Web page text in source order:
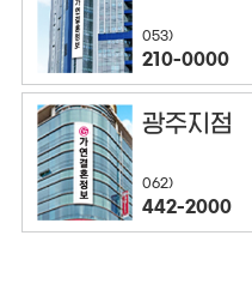
053)
210-0000
광주지점
062)
442-2000